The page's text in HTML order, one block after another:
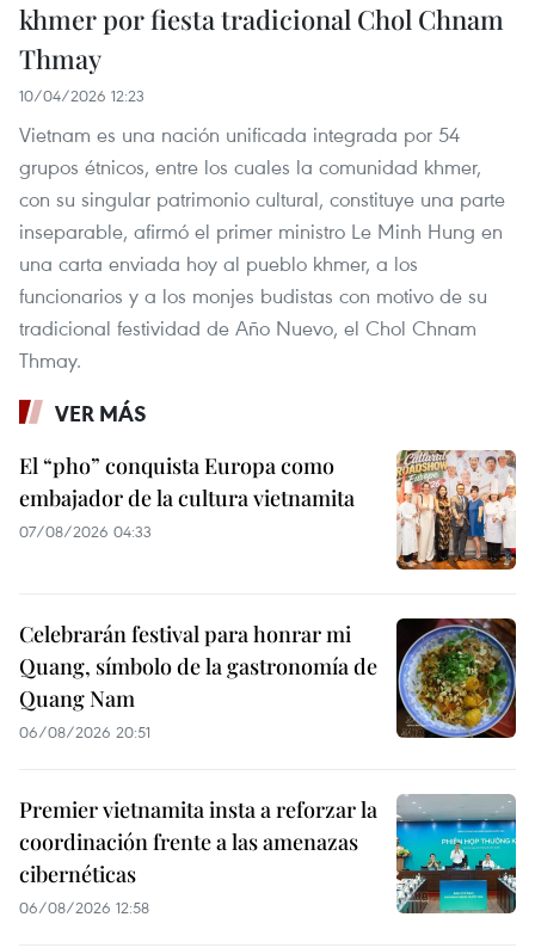
khmer por fiesta tradicional Chol Chnam
Thmay
10/04/2026 12:23
Vietnam es una nación unificada integrada por 54
grupos étnicos, entre los cuales la comunidad khmer,
con su singular patrimonio cultural, constituye una parte
inseparable, afirmó el primer ministro Le Minh Hung en
una carta enviada hoy al pueblo khmer, a los
funcionarios y a los monjes budistas con motivo de su
tradicional festividad de Año Nuevo, el Chol Chnam
Thmay.
VER MÁS
El “pho” conquista Europa como
embajador de la cultura vietnamita
07/08/2026 04:33
Celebrarán festival para honrar mi
Quang, símbolo de la gastronomía de
Quang Nam
06/08/2026 20:51
Premier vietnamita insta a reforzar la
coordinación frente a las amenazas
cibernéticas
06/08/2026 12:58